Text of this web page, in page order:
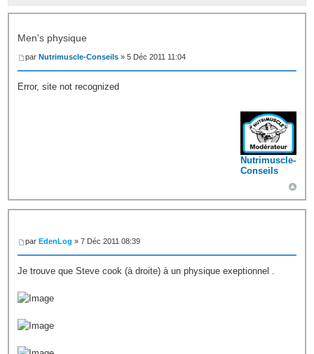
Men's physique
parNutrimuscle-Conseils » 5 Déc 2011 11:04
Error, site not recognized
Nutrimuscle-
Conseils
parEdenLog » 7 Déc 2011 08:39
Je trouve que Steve cook (à droite) à un physique exeptionnel .